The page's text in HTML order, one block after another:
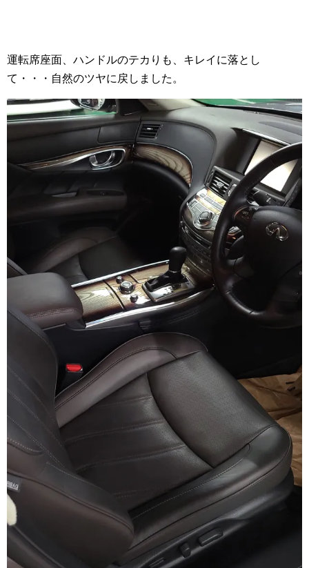
運転席座面、ハンドルのテカりも、キレイに落とし
て・・・自然のツヤに戻しました。